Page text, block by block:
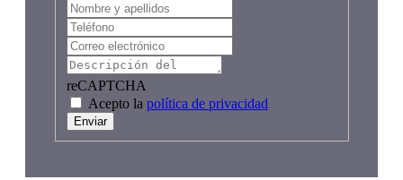
reCAPTCHA
Acepto la política de privacidad
Enviar